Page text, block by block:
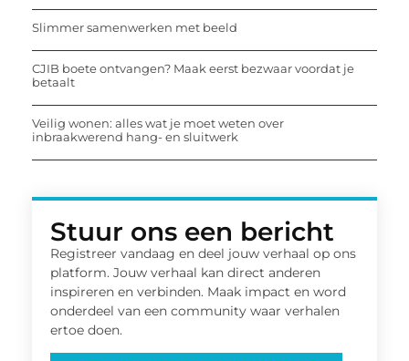
Slimmer samenwerken met beeld
CJIB boete ontvangen? Maak eerst bezwaar voordat je
betaalt
Veilig wonen: alles wat je moet weten over
inbraakwerend hang- en sluitwerk
Stuur ons een bericht
Registreer vandaag en deel jouw verhaal op ons
platform. Jouw verhaal kan direct anderen
inspireren en verbinden. Maak impact en word
onderdeel van een community waar verhalen
ertoe doen.